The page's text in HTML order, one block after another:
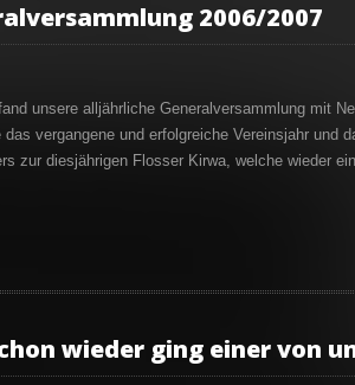
2006/2007
unsere alljährliche Generalversammlung mit
vergangene und erfolgreiche Vereinsjahr und
zur diesjährigen Flosser Kirwa, welche wieder
wieder ging einer von